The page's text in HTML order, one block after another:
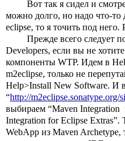
Вот так я сидел и
можно долго, но надо что-то
eclipse, то я точить под
Прежде всего следует
Developers, если вы не
компоненты WTP. Идем в
m2eclipse, только не
Help>Install New Software. И
“http://m2eclipse.sonatype.org/
выбираем “Maven Integration
Integration for Eclipse Extras”.
WebApp из Maven Archetype,